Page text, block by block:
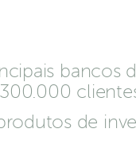
bancos
de